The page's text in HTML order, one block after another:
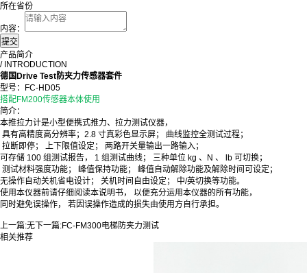
所在省份
内容：
产品简介
/ INTRODUCTION
德国Drive Test防夹力传感器套件
型号：FC-HD05
搭配FM200传感器本体使用
简介：
本推拉力计是小型便携式推力、拉力测试仪器，
具有高精度高分辨率；2.8 寸真彩色显示屏； 曲线监控全测试过程；
拉断即停； 上下限值设定； 两路开关量输出一路输入；
可存储 100 组测试报告， 1 组测试曲线； 三种单位 kg 、N 、 lb 可切换；
测试材料强度功能； 峰值保持功能； 峰值自动解除功能及解除时间可设定；
无操作自动关机省电设计； 关机时间自由设定； 中/英切换等功能。
使用本仪器前请仔细阅读本说明书， 以便充分运用本仪器的所有功能，
同时避免误操作， 若因误操作造成的损失由使用方自行承担。
上一篇:无 下一篇:FC-FM300电梯防夹力测试
相关推荐